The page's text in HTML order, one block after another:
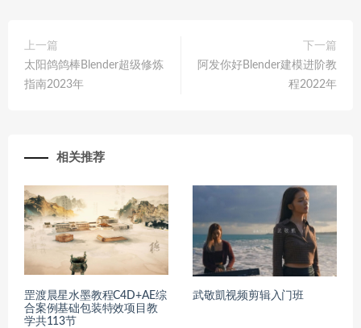
上一篇
太阳鸽鸽棒Blender超级修炼
指南2023年
下一篇
阿发你好Blender建模进阶教
程2022年
相关推荐
罡渡晨星水墨教程C4D+AE综
合案例基础包装特效项目教
学共113节
武敬凱视频剪辑入门班